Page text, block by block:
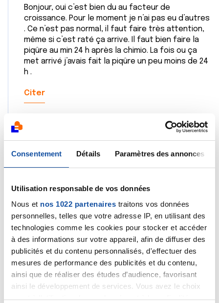
Consentement Détails Paramètres des annonces
Utilisation responsable de vos données
Nous et nos 1022 partenaires traitons vos données
personnelles, telles que votre adresse IP, en utilisant des
technologies comme les cookies pour stocker et accéder
à des informations sur votre appareil, afin de diffuser des
publicités et du contenu personnalisés, d'effectuer des
mesures de performance des publicités et du contenu,
ainsi que de réaliser des études d’audience, favorisant
ainsi le développement de services. Vous avez le choix
quant à l'utilisation de vos données et à leurs finalités.
Bonjour, oui c’est bien du au facteur de
croissance. Pour le moment je n’ai pas eu d’autres
. Ce n’est pas normal, il faut faire très attention,
même si c’est raté ça arrive. Il faut bien faire la
piqûre au min 24 h après la chimio. La fois ou ça
met arrivé j’avais fait la piqûre un peu moins de 24
h .
Citer
japhupv
Merci bcp de votre réactivité !!
Les médecins vous ont fait des analyses
supplémentaires ? Vous ont ils parler d’une
possible leucémie ou non ?
Et après ces résultats, vous avez arrêté les